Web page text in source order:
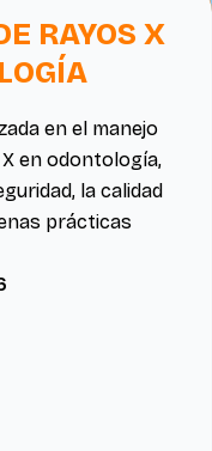
RAYOS X
en el manejo
en odontología,
la calidad
prácticas